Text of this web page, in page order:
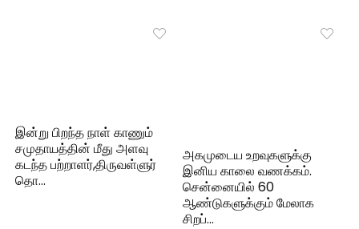
இன்று பிறந்த நாள் காணும்
சமுதாயத்தின் மீது அளவு
கடந்த பற்றாளர்,திருவள்ளுர்
தொ…
அகமுடைய உறவுகளுக்கு
இனிய காலை வணக்கம்.
சென்னையில் 60
ஆண்டுகளுக்கும் மேலாக
சிறப்…